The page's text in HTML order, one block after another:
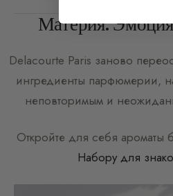
Материя.
Delacourte Paris заново
ингредиенты парфюмерии,
неповторимым и
Откройте для себя ароматы
Набору для